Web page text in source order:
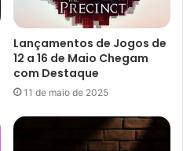
Lançamentos de Jogos de
12 a 16 de Maio Chegam
com Destaque
11 de maio de 2025